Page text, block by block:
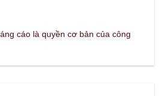
cáo là quyền cơ bản của công